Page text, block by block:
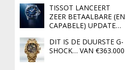
TISSOT LANCEERT
ZEER BETAALBARE (EN
CAPABELE) UPDATE…
DIT IS DE DUURSTE G-
SHOCK… VAN €363.000